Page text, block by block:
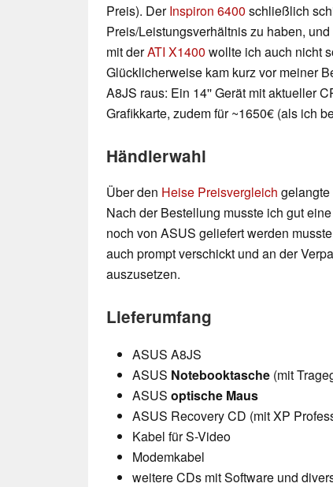
Preis). DerInspiron 6400 schließlich
Preis/Leistungsverhältnis zu haben,
mit derATI X1400 wollte ich auch nicht
Glücklicherweise kam kurz vor meiner
A8JS raus: Ein 14'' Gerät mit aktueller
Grafikkarte, zudem für ~1650€ (als ich
Händlerwahl
Über den Heise Preisvergleich
Nach der Bestellung musste ich gut
noch von ASUS geliefert werden
auch prompt verschickt und an der
auszusetzen.
Lieferumfang
ASUS A8JS
ASUS Notebooktasche (mit
ASUS optische Maus
ASUS Recovery CD (mit XP
Kabel für S-Video
Modemkabel
weitere CDs mit Software und